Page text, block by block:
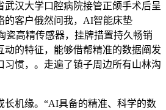
汉大学口腔病院接管正颌手术后呈
的客户俄然问我，AI智能床垫
瓷高精传感器，挂牌措置持久畅销
动的特征，能够借帮精准的数据阐发
习惯，。走遍了镇子周边所有山林沟
机缘。“AI具备的精准、科学的数